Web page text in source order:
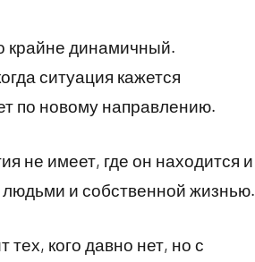
крайне динамичный.
ситуация кажется
по новому направлению.
не имеет, где он находится и
людьми и собственной жизнью.
кого давно нет, но с